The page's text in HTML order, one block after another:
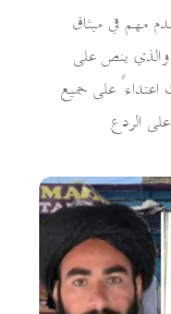
مهم في ميثاق
والذي ينص على
على جميع
الردع